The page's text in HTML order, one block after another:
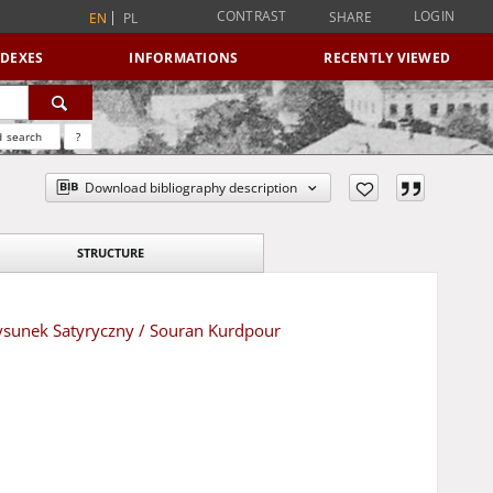
EN PL CONTRAST SHARE LOGIN
INFORMATIONS RECENTLY VIEWED
search ?
Download bibliography description
STRUCTURE
Satyryczny / Souran Kurdpour